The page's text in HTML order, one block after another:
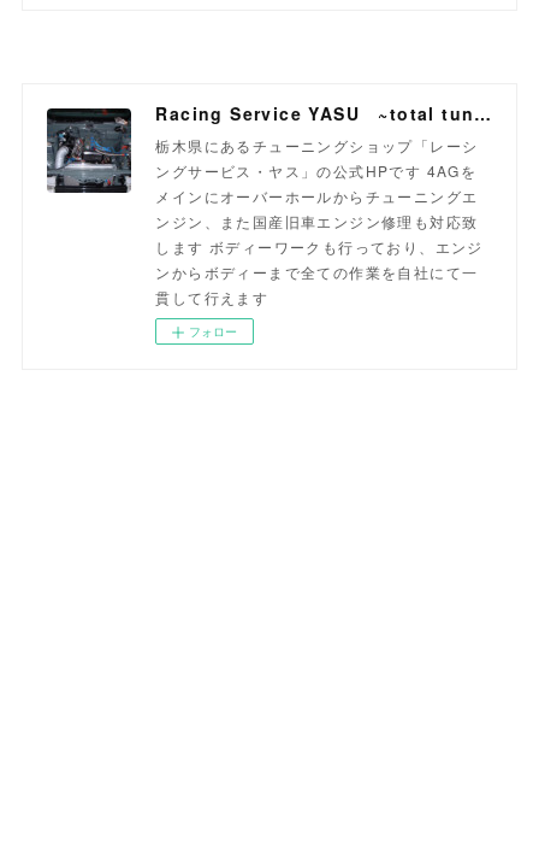
Racing Service YASU ~total tuning proshop~
栃木県にあるチューニングショップ「レーシ
ングサービス・ヤス」の公式HPです 4AGを
メインにオーバーホールからチューニングエ
ンジン、また国産旧車エンジン修理も対応致
します ボディーワークも行っており、エンジ
ンからボディーまで全ての作業を自社にて一
貫して行えます
フォロー